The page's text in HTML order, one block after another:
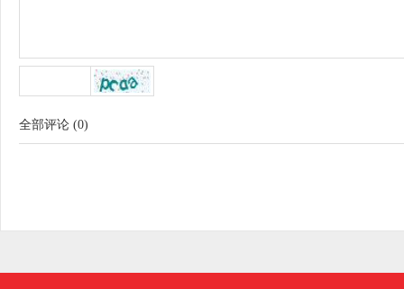
全部评论 (0)